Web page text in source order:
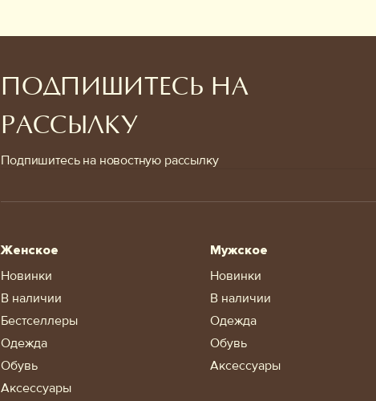
ПОДПИШИТЕСЬ НА
РАССЫЛКУ
Подпишитесь на новостную рассылку
Женское
Новинки
В наличии
Бестселлеры
Одежда
Обувь
Аксессуары
Мужское
Новинки
В наличии
Одежда
Обувь
Аксессуары